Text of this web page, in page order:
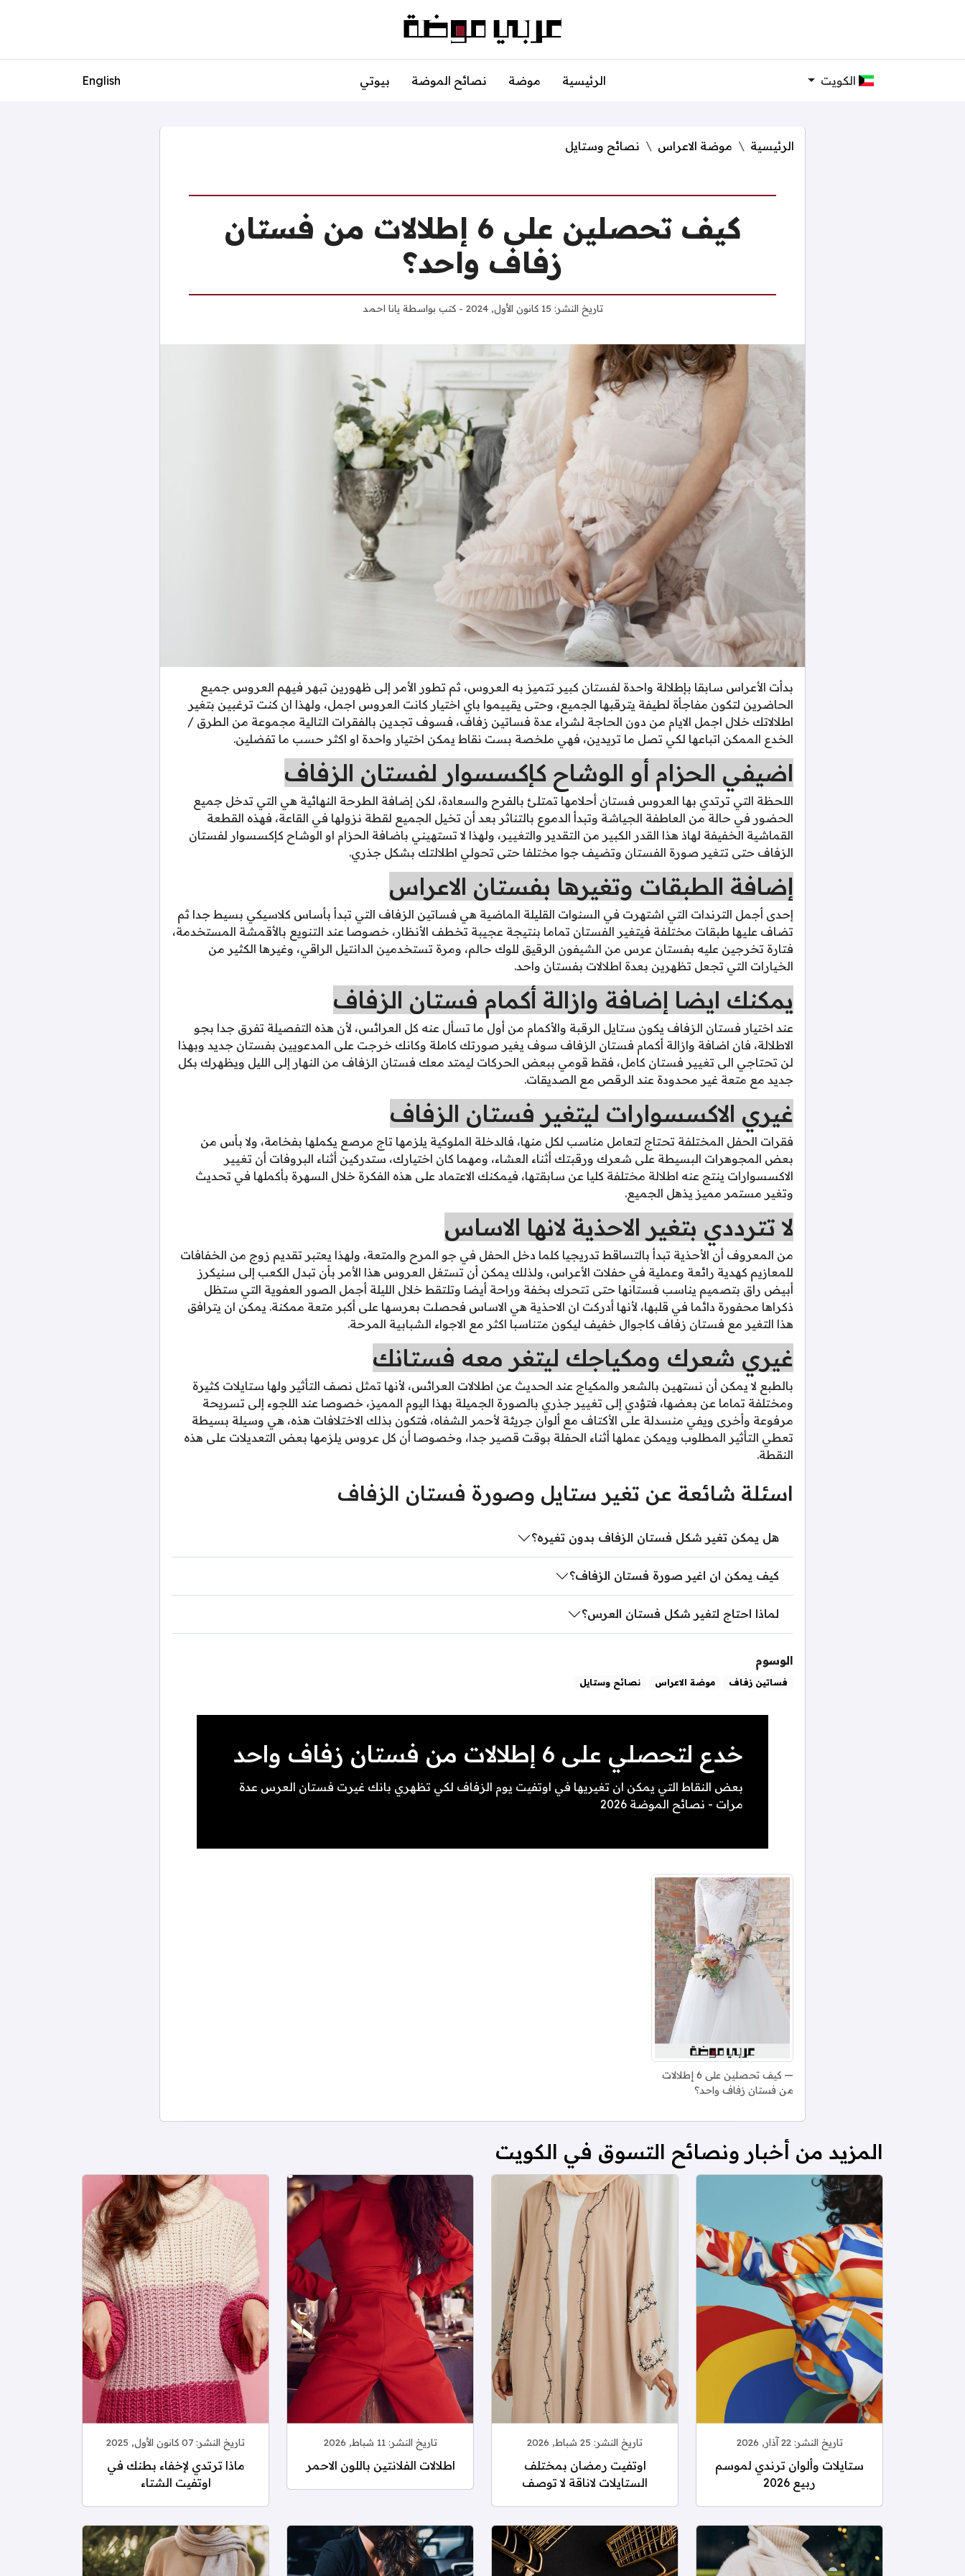
الكويت الرئيسية موضة نصائح الموضة بيوتي English
الرئيسية موضة الاعراس نصائح وستايل
كيف تحصلين على 6 إطلالات من فستان
زفاف واحد؟
تاريخ النشر: 15 كانون الأول, 2024 - كتب بواسطة يانا احمد
بدأت الأعراس سابقا بإطلالة واحدة لفستان كبير تتميز به العروس، ثم تطور الأمر إلى ظهورين تبهر فيهم العروس جميع
الحاضرين لتكون مفاجأة لطيفة يترقبها الجميع، وحتى يقييموا باي اختيار كانت العروس اجمل، ولهذا ان كنت ترغبين بتغير
اطلالاتك خلال اجمل الايام من دون الحاجة لشراء عدة فساتين زفاف، فسوف تجدين بالفقرات التالية مجموعة من الطرق /
الخدع الممكن اتباعها لكي تصل ما تريدين، فهي ملخصة بست نقاط يمكن اختيار واحدة او اكثر حسب ما تفضلين.
اضيفي الحزام أو الوشاح كإكسسوار لفستان الزفاف
اللحظة التي ترتدي بها العروس فستان أحلامها تمتلئ بالفرح والسعادة، لكن إضافة الطرحة النهائية هي التي تدخل جميع
الحضور في حالة من العاطفة الجياشة وتبدأ الدموع بالتناثر بعد أن تخيل الجميع لقطة نزولها في القاعة، فهذه القطعة
القماشية الخفيفة لهاذ هذا القدر الكبير من التقدير والتغيير، ولهذا لا تستهيني باضافة الحزام او الوشاح كإكسسوار لفستان
الزفاف حتى تتغير صورة الفستان وتضيف جوا مختلفا حتى تحولي اطلالتك بشكل جذري.
إضافة الطبقات وتغيرها بفستان الاعراس
إحدى أجمل الترندات التي اشتهرت في السنوات القليلة الماضية هي فساتين الزفاف التي تبدأ بأساس كلاسيكي بسيط جدا ثم
تضاف عليها طبقات مختلفة فيتغير الفستان تماما بنتيجة عجيبة تخطف الأنظار، خصوصا عند التنويع بالأقمشة المستخدمة،
فتارة تخرجين عليه بفستان عرس من الشيفون الرقيق للوك حالم، ومرة تستخدمين الدانتيل الراقي، وغيرها الكثير من
الخيارات التي تجعل تظهرين بعدة اطلالات بفستان واحد.
يمكنك ايضا إضافة وازالة أكمام فستان الزفاف
عند اختيار فستان الزفاف يكون ستايل الرقبة والأكمام من أول ما تسأل عنه كل العرائس، لأن هذه التفصيلة تفرق جدا بجو
الاطلالة، فان اضافة وازالة أكمام فستان الزفاف سوف يغير صورتك كاملة وكانك خرجت على المدعويين بفستان جديد وبهذا
لن تحتاجي الى تغيير فستان كامل، فقط قومي ببعض الحركات ليمتد معك فستان الزفاف من النهار إلى الليل ويظهرك بكل
جديد مع متعة غير محدودة عند الرقص مع الصديقات.
غيري الاكسسوارات ليتغير فستان الزفاف
فقرات الحفل المختلفة تحتاج لتعامل مناسب لكل منها، فالدخلة الملوكية يلزمها تاج مرصع يكملها بفخامة، ولا بأس من
بعض المجوهرات البسيطة على شعرك ورقبتك أثناء العشاء، ومهما كان اختيارك، ستدركين أثناء البروفات أن تغيير
الاكسسوارات ينتج عنه اطلالة مختلفة كليا عن سابقتها، فيمكنك الاعتماد على هذه الفكرة خلال السهرة بأكملها في تحديث
وتغير مستمر مميز يذهل الجميع.
لا تترددي بتغير الاحذية لانها الاساس
من المعروف أن الأحذية تبدأ بالتساقط تدريجيا كلما دخل الحفل في جو المرح والمتعة، ولهذا يعتبر تقديم زوج من الخفافات
للمعازيم كهدية رائعة وعملية في حفلات الأعراس، ولذلك يمكن أن تستغل العروس هذا الأمر بأن تبدل الكعب إلى سنيكرز
أبيض راق بتصميم يناسب فستانها حتى تتحرك بخفة وراحة أيضا وتلتقط خلال الليلة أجمل الصور العفوية التي ستظل
ذكراها محفورة دائما في قلبها، لأنها أدركت ان الاحذية هي الاساس فحصلت بعرسها على أكبر متعة ممكنة. يمكن ان يترافق
هذا التغير مع فستان زفاف كاجوال خفيف ليكون متناسبا اكثر مع الاجواء الشبابية المرحة.
غيري شعرك ومكياجك ليتغر معه فستانك
بالطبع لا يمكن أن نستهين بالشعر والمكياج عند الحديث عن اطلالات العرائس، لأنها تمثل نصف التأثير ولها ستايلات كثيرة
ومختلفة تماما عن بعضها، فتؤدي إلى تغيير جذري بالصورة الجميلة بهذا اليوم المميز، خصوصا عند اللجوء إلى تسريحة
مرفوعة وأخرى ويفي منسدلة على الأكتاف مع ألوان جريئة لأحمر الشفاه، فتكون بذلك الاختلافات هذه، هي وسيلة بسيطة
تعطي التأثير المطلوب ويمكن عملها أثناء الحفلة بوقت قصير جدا، وخصوصا أن كل عروس يلزمها بعض التعديلات على هذه
النقطة.
اسئلة شائعة عن تغير ستايل وصورة فستان الزفاف
هل يمكن تغير شكل فستان الزفاف بدون تغيره؟
كيف يمكن ان اغير صورة فستان الزفاف؟
لماذا احتاج لتغير شكل فستان العرس؟
الوسوم
فساتين زفاف موضة الاعراس نصائح وستايل
خدع لتحصلي على 6 إطلالات من فستان زفاف واحد
بعض النقاط التي يمكن ان تغيريها في اوتفيت يوم الزفاف لكي تظهري بانك غيرت فستان العرس عدة
مرات - نصائح الموضة 2026
كيف تحصلين على 6 إطلالات
من فستان زفاف واحد؟
المزيد من أخبار ونصائح التسوق في الكويت
تاريخ النشر:22 آذار, 2026
ستايلات وألوان ترندي لموسم
ربيع 2026
تاريخ النشر: 25 شباط, 2026
اوتفيت رمضان بمختلف
الستايلات لاناقة لا توصف
تاريخ النشر:11 شباط, 2026
اطلالات الفلانتين باللون الاحمر
تاريخ النشر: 07 كانون الأول, 2025
ماذا ترتدي لإخفاء بطنك في
اوتفيت الشتاء